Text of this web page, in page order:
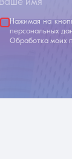
Ваше имя
Нажимая на
персональных
Обработка моих